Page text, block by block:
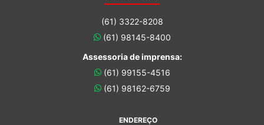
(61) 3322-8208
(61) 98145-8400
Assessoria de imprensa:
(61) 99155-4516
(61) 98162-6759
ENDEREÇO